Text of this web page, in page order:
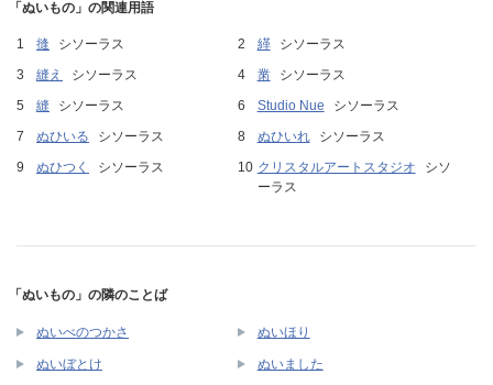
「ぬいもの」の関連用語
摓 シソーラス 緙
シソーラス
縫え
シソーラス 黹
シソーラス
縫
シソーラス Studio Nue
シソーラス
ぬひいる
シソーラス ぬひいれ
シソーラス
ぬひつく
シソーラス クリスタルアートスタジオ
シソ
ーラス
「ぬいもの」の隣のことば
ぬいべのつかさ ぬいほり
ぬいぼとけ ぬいました